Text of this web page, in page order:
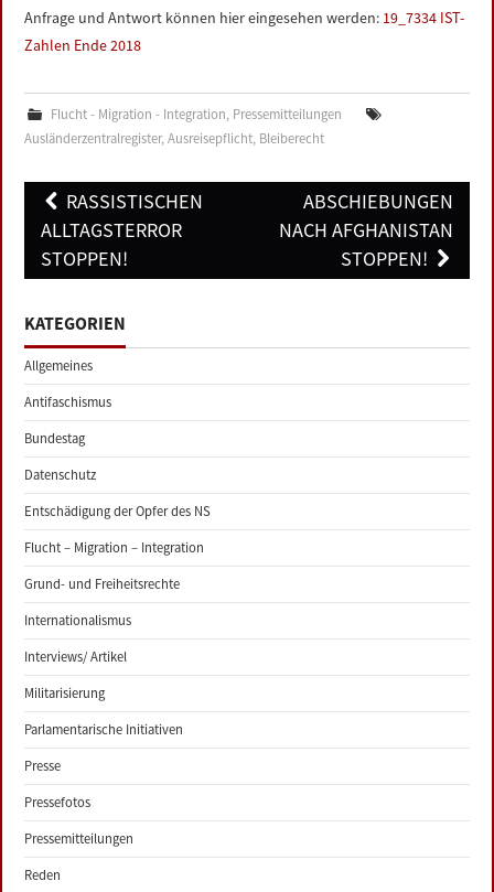
Anfrage und Antwort können hier eingesehen werden: 19_7334 IST-
Zahlen Ende 2018
Flucht - Migration - Integration, Pressemitteilungen
Ausländerzentralregister,Ausreisepflicht, Bleiberecht
Post
navigation
RASSISTISCHEN
ALLTAGSTERROR
STOPPEN!
ABSCHIEBUNGEN
NACH AFGHANISTAN
STOPPEN!
KATEGORIEN
Allgemeines
Antifaschismus
Bundestag
Datenschutz
Entschädigung der Opfer des NS
Flucht – Migration – Integration
Grund- und Freiheitsrechte
Internationalismus
Interviews/ Artikel
Militarisierung
Parlamentarische Initiativen
Presse
Pressefotos
Pressemitteilungen
Reden